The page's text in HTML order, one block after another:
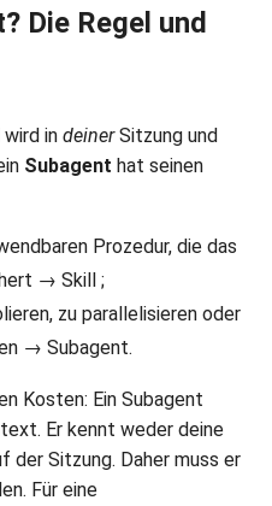
Die Regel und
wird in deinerSitzung und
Subagent hat seinen
Prozedur, die das
→ Skill ;
zu parallelisieren oder
→ Subagent.
Kosten: Ein Subagent
Er kennt weder deine
der Sitzung. Daher muss er
Für eine